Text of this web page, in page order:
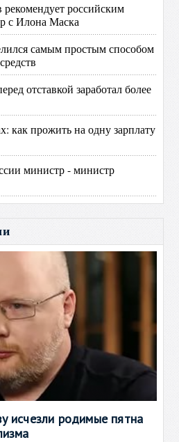
российским
с Илона Маска
самым простым способом
отставкой заработал более
как прожить на одну зарплату
министр - министр
исчезли родимые пятна